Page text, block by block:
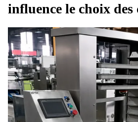
influence le choix des